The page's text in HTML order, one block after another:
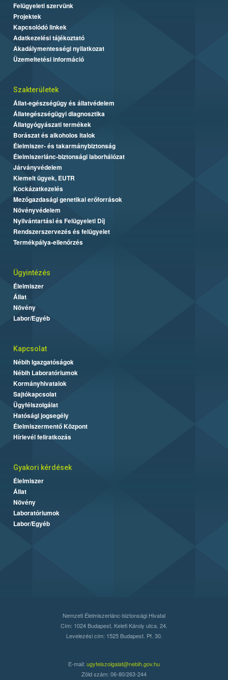
Felügyeleti szervünk
Projektek
Kapcsolódó linkek
Adatkezelési tájékoztató
Akadálymentességi nyilatkozat
Üzemeltetési információ
Szakterületek
Állat-egészségügy és állatvédelem
Állategészségügyi diagnosztika
Állatgyógyászati termékek
Borászat és alkoholos italok
Élelmiszer- és takarmánybiztonság
Élelmiszerlánc-biztonsági laborhálózat
Járványvédelem
Kiemelt ügyek, EUTR
Kockázatkezelés
Mezőgazdasági genetikai erőforrások
Növényvédelem
Nyilvántartási és Felügyeleti Díj
Rendszerszervezés és felügyelet
Termékpálya-ellenőrzés
Ügyintézés
Élelmiszer
Állat
Növény
Labor/Egyéb
Kapcsolat
Nébih Igazgatóságok
Nébih Laboratóriumok
Kormányhivatalok
Sajtókapcsolat
Ügyfélszolgálat
Hatósági jogsegély
Élelmiszermentő Központ
Hírlevél feliratkozás
Gyakori kérdések
Élelmiszer
Állat
Növény
Laboratóriumok
Labor/Egyéb
Nemzeti Élelmiszerlánc-biztonsági Hivatal
Cím: 1024 Budapest, Keleti Károly utca. 24.
Levelezési cím: 1525 Budapest. Pf. 30.
E-mail: ugyfelszolgalat@nebih.gov.hu
Zöld szám: 06-80/263-244